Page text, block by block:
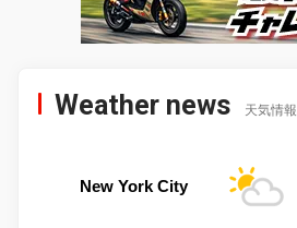
Weather news 天気情報
New York City